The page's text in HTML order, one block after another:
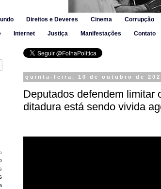
Direitos e Deveres Cinema Corrupção
Internet Justiça Manifestações Contato
quinta-feira, 10 de outubro de
Deputados defendem limitar
ditadura está sendo vivida